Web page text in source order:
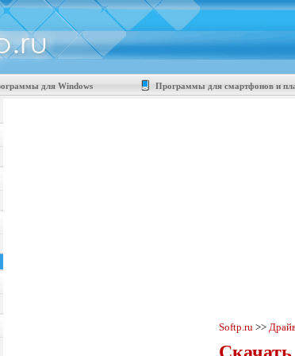
для Windows Программы для смартфонов и
Softp.ru >>